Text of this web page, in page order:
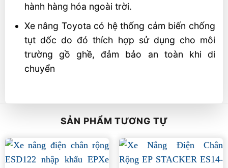
hành hàng hóa ngoài trời.
Xe nâng Toyota có hệ thống cảm biến chống
tụt dốc do đó thích hợp sử dụng cho môi
trường gồ ghề, đảm bảo an toàn khi di
chuyển
SẢN PHẨM TƯƠNG TỰ